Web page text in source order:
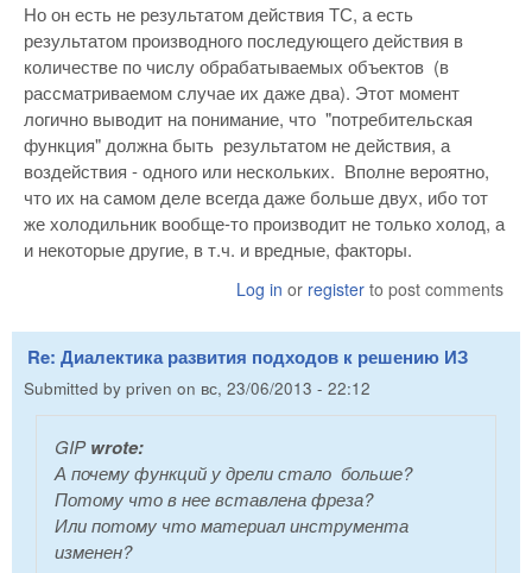
Но он есть не результатом действия ТС, а есть
результатом производного последующего действия в
количестве по числу обрабатываемых объектов (в
рассматриваемом случае их даже два). Этот момент
логично выводит на понимание, что "потребительская
функция" должна быть результатом не действия, а
воздействия - одного или нескольких. Вполне вероятно,
что их на самом деле всегда даже больше двух, ибо тот
же холодильник вообще-то производит не только холод, а
и некоторые другие, в т.ч. и вредные, факторы.
Log in or register to post comments
Re: Диалектика развития подходов к решению ИЗ
Submitted by priven on вс, 23/06/2013 - 22:12
GIPwrote:
А почему функций у дрели стало больше?
Потому что в нее вставлена фреза?
Или потому что материал инструмента
изменен?